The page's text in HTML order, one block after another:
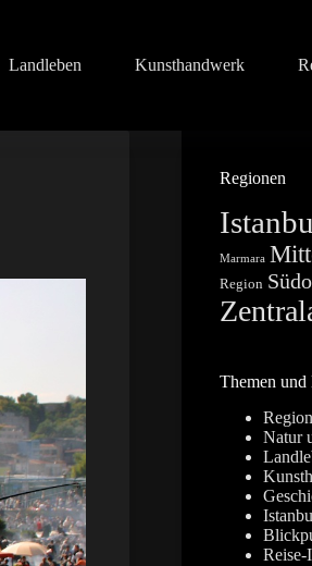
Landleben Kunsthandwerk
Regionen
Marmara
Region
Themen
Natur
Reise-